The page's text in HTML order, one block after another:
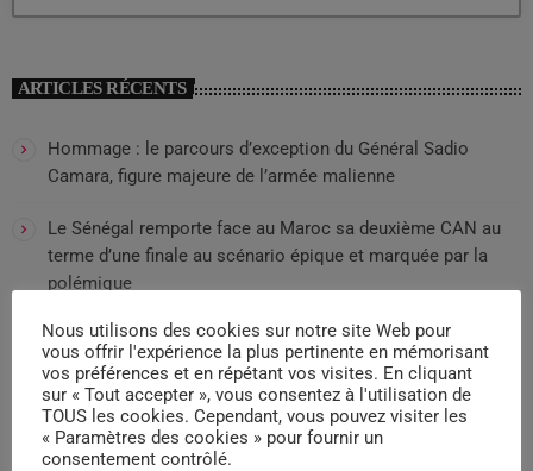
ARTICLES RÉCENTS
Hommage : le parcours d’exception du Général Sadio
Camara, figure majeure de l’armée malienne
Le Sénégal remporte face au Maroc sa deuxième CAN au
terme d’une finale au scénario épique et marquée par la
polémique
Mali : L’ancien Premier ministre Soumana Sako est décédé
à l’âge de 75 ans
L’attaquant de Liverpool, Diogo Jota, et son frère meurent
dans un accident de la route
Nous utilisons des cookies sur notre site Web pour
vous offrir l'expérience la plus pertinente en mémorisant
vos préférences et en répétant vos visites. En cliquant
sur « Tout accepter », vous consentez à l'utilisation de
TOUS les cookies. Cependant, vous pouvez visiter les
« Paramètres des cookies » pour fournir un
consentement contrôlé.